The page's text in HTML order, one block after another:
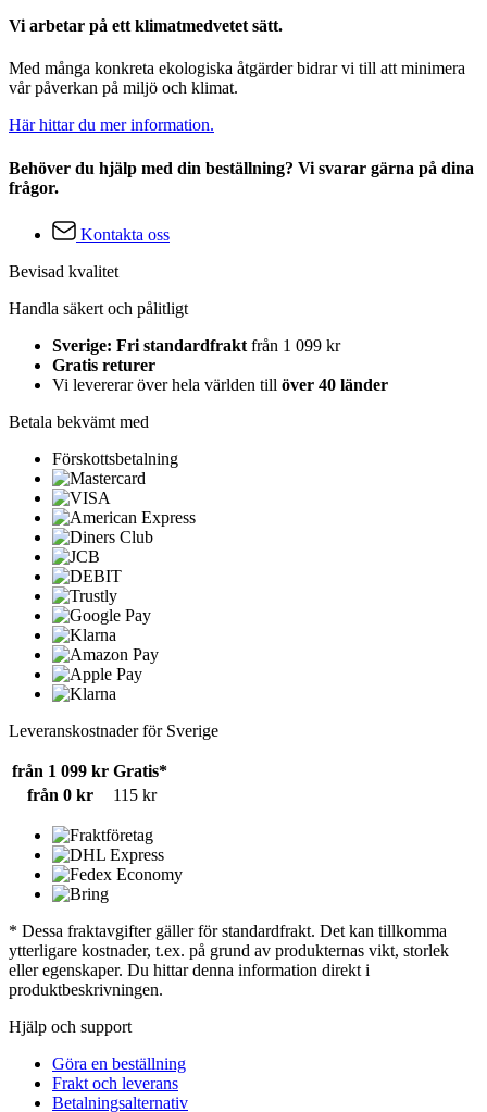
Vi arbetar på ett klimatmedvetet sätt.
Med många konkreta ekologiska åtgärder bidrar vi till att minimera
vår påverkan på miljö och klimat.
Här hittar du mer information.
Behöver du hjälp med din beställning? Vi svarar gärna på dina
frågor.
Kontakta oss
Bevisad kvalitet
Handla säkert och pålitligt
Sverige: Fri standardfrakt från 1 099 kr
Gratis returer
Vi levererar över hela världen till över 40 länder
Betala bekvämt med
Förskottsbetalning
Leveranskostnader för Sverige
från 1 099 kr Gratis*
från 0 kr
115 kr
* Dessa fraktavgifter gäller för standardfrakt. Det kan tillkomma
ytterligare kostnader, t.ex. på grund av produkternas vikt, storlek
eller egenskaper. Du hittar denna information direkt i
produktbeskrivningen.
Hjälp och support
Göra en beställning
Frakt och leverans
Betalningsalternativ